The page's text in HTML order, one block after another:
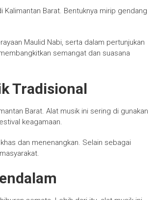
Barat. Bentuknya mirip gendang
Maulid Nabi, serta dalam pertunjukan
semangat dan suasana
Tradisional
Barat. Alat musik ini sering di gunakan
keagamaan.
dan menenangkan. Selain sebagai